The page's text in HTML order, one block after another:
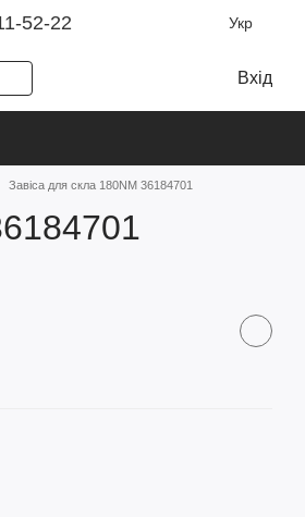
52-22 Укр
Вхід
Завіса для скла 180NM 36184701